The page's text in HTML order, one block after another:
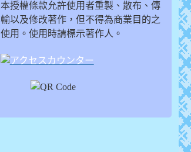
本授權條款允許使用者重製、散布、傳
輸以及修改著作，但不得為商業目的之
使用。使用時請標示著作人。
link to https://www.free-